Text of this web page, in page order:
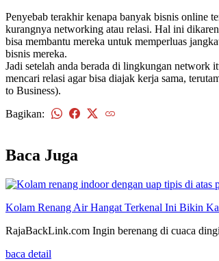
Penyebab terakhir kenapa banyak bisnis online
kurangnya networking atau relasi. Hal ini
bisa membantu mereka untuk memperluas
bisnis mereka.
Jadi setelah anda berada di lingkungan network
mencari relasi agar bisa diajak kerja sama,
to Business).
Bagikan:
Baca Juga
Kolam Renang Air Hangat Terkenal Ini Bikin
RajaBackLink.com Ingin berenang di cuaca
baca detail